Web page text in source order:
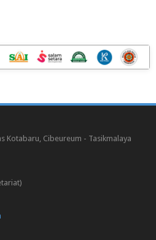
Kotabaru, Cibeureum - Tasikmalaya